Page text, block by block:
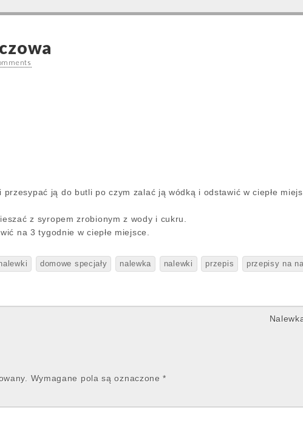
ją do butli po czym zalać ją wódką i odstawić w ciepłe
z syropem zrobionym z wody i cukru.
na 3 tygodnie w ciepłe miejsce.
domowe specjały nalewka nalewki przepis przepisy na
Wymagane pola są oznaczone*